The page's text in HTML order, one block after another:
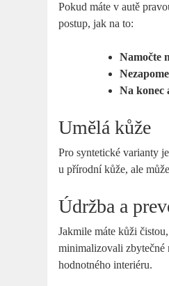
Pokud máte v autě
postup, jak na to:
Namočte
Na konec
Umělá kůže
Pro syntetické varianty
u přírodní kůže, ale
Údržba a
Jakmile máte kůži
minimalizovali zbytečné
hodnotného interiéru.